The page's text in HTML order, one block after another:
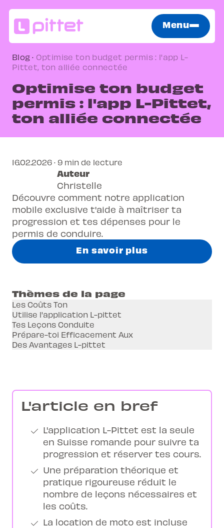
Menu
Blog · Optimise ton budget permis : l'app L-
Pittet, ton alliée connectée
Optimise ton budget
permis : l'app L-Pittet,
ton alliée connectée
Découvre comment notre application
mobile exclusive t'aide à maîtriser ta
progression et tes dépenses pour le
permis de conduire.
En savoir plus
16.02.2026 · 9 min de lecture
Auteur
Christelle
Thèmes de la page
Les Coûts Ton
Utilise l'application L-pittet
Tes Leçons Conduite
Prépare-toi Efficacement Aux
Des Avantages L-pittet
L'article en bref
L'application L-Pittet est la seule
en Suisse romande pour suivre ta
progression et réserver tes cours.
Une préparation théorique et
pratique rigoureuse réduit le
nombre de leçons nécessaires et
les coûts.
La location de moto est incluse